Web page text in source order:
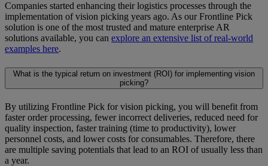
Companies started enhancing their logistics processes through the
implementation of vision picking years ago. As our Frontline Pick
solution is one of the most trusted and mature enterprise AR
solutions available, you can explore an extensive list of real-world
examples here.
What is the typical return on investment (ROI) for implementing vision
picking?
By utilizing Frontline Pick for vision picking, you will benefit from
faster order processing, fewer incorrect deliveries, reduced need for
quality inspection, faster training (time to productivity), lower
personnel costs, and lower costs for consumables. Therefore, there
are multiple saving potentials that lead to an ROI of usually less than
a year.